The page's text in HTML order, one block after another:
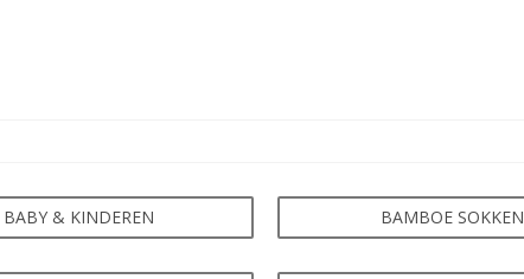
BABY & KINDEREN BAMBOE SOKKEN